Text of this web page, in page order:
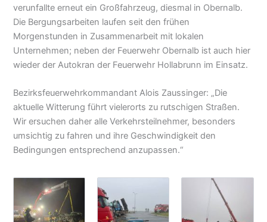
verunfallte erneut ein Großfahrzeug, diesmal in Obernalb.
Die Bergungsarbeiten laufen seit den frühen
Morgenstunden in Zusammenarbeit mit lokalen
Unternehmen; neben der Feuerwehr Obernalb ist auch hier
wieder der Autokran der Feuerwehr Hollabrunn im Einsatz.
Bezirksfeuerwehrkommandant Alois Zaussinger: „Die
aktuelle Witterung führt vielerorts zu rutschigen Straßen.
Wir ersuchen daher alle Verkehrsteilnehmer, besonders
umsichtig zu fahren und ihre Geschwindigkeit den
Bedingungen entsprechend anzupassen.“